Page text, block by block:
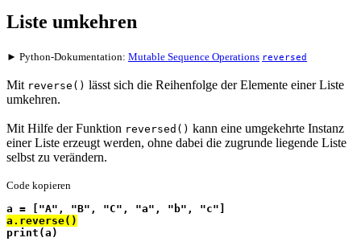
Liste umkehren
► Python-Dokumentation: Mutable Sequence Operations reversed
Mit reverse() lässt sich die Reihenfolge der Elemente einer Liste
umkehren.
Mit Hilfe der Funktion reversed() kann eine umgekehrte Instanz
einer Liste erzeugt werden, ohne dabei die zugrunde liegende Liste
selbst zu verändern.
Code kopieren
a = ["A", "B", "C", "a", "b", "c"]
a.reverse()
print(a)